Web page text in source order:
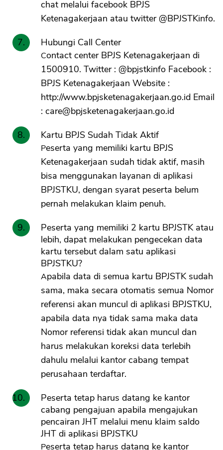
chat melalui facebook BPJS
Ketenagakerjaan atau twitter @BPJSTKinfo.
Hubungi Call Center
Contact center BPJS Ketenagakerjaan di
1500910. Twitter : @bpjstkinfo Facebook :
BPJS Ketenagakerjaan Website :
http://www.bpjsketenagakerjaan.go.id Email
: care@bpjsketenagakerjaan.go.id
Kartu BPJS Sudah Tidak Aktif
Peserta yang memiliki kartu BPJS
Ketenagakerjaan sudah tidak aktif, masih
bisa menggunakan layanan di aplikasi
BPJSTKU, dengan syarat peserta belum
pernah melakukan klaim penuh.
Peserta yang memiliki 2 kartu BPJSTK atau
lebih, dapat melakukan pengecekan data
kartu tersebut dalam satu aplikasi
BPJSTKU?
Apabila data di semua kartu BPJSTK sudah
sama, maka secara otomatis semua Nomor
referensi akan muncul di aplikasi BPJSTKU,
apabila data nya tidak sama maka data
Nomor referensi tidak akan muncul dan
harus melakukan koreksi data terlebih
dahulu melalui kantor cabang tempat
perusahaan terdaftar.
Peserta tetap harus datang ke kantor
cabang pengajuan apabila mengajukan
pencairan JHT melalui menu klaim saldo
JHT di aplikasi BPJSTKU
Peserta tetap harus datang ke kantor